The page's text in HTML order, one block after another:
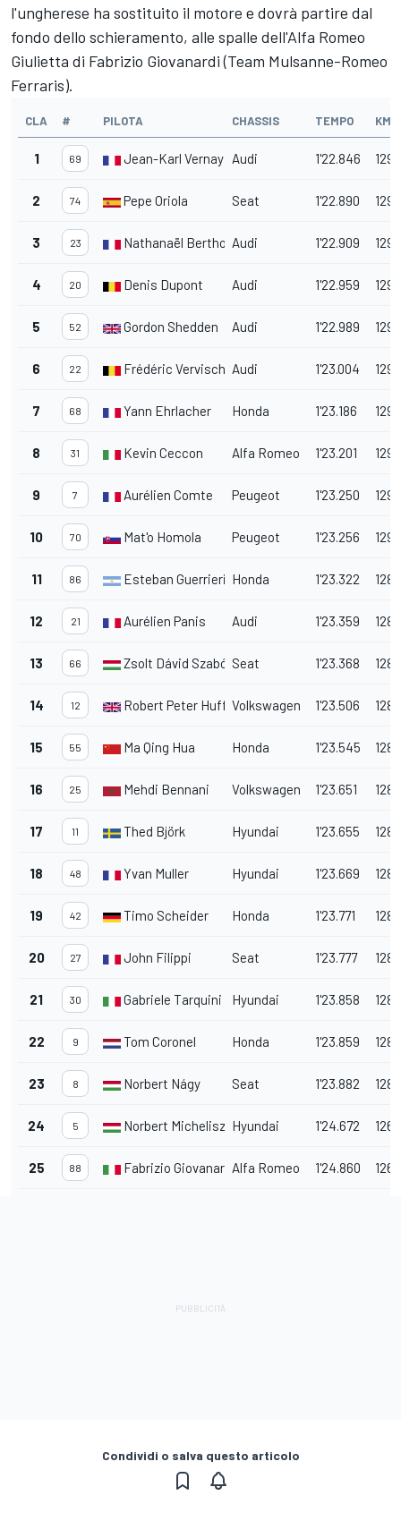
l'ungherese ha sostituito il motore e dovrà partire dal
fondo dello schieramento, alle spalle dell'Alfa Romeo
Giulietta di Fabrizio Giovanardi (Team Mulsanne-Romeo
Ferraris).
CLA # PILOTA CHASSIS TEMPO KM/
1 69 Jean-Karl Vernay Audi 1'22.846
2 74 Pepe Oriola Seat 1'22.890
3 23 Nathanaël BerthonAudi 1'22.909
4 20 Denis Dupont Audi 1'22.959
5 52 Gordon Shedden Audi 1'22.989
6 22 Frédéric Vervisch Audi 1'23.004
7 68 Yann Ehrlacher Honda 1'23.186
8 31 Kevin Ceccon Alfa Romeo 1'23.201
9 7 Aurélien Comte Peugeot 1'23.250
10 70 Mat'o Homola Peugeot 1'23.256
11 86 Esteban Guerrieri Honda 1'23.322
12 21 Aurélien Panis Audi 1'23.359
13 66 Zsolt Dávid Szabó Seat 1'23.368
14 12 Robert Peter Huff Volkswagen 1'23.506
15 55 Ma Qing Hua Honda 1'23.545
16 25 Mehdi Bennani Volkswagen 1'23.651
17 11 Thed Björk Hyundai 1'23.655
18 48 Yvan Muller Hyundai 1'23.669
19 42 Timo Scheider Honda 1'23.771
20 27 John Filippi Seat 1'23.777
21 30 Gabriele Tarquini Hyundai 1'23.858
22 9 Tom Coronel Honda 1'23.859
23 8 Norbert Nágy Seat 1'23.882
24 5 Norbert Michelisz Hyundai 1'24.672
25 88 Fabrizio GiovanardiAlfa Romeo 1'24.860
Condividi o salva questo articolo